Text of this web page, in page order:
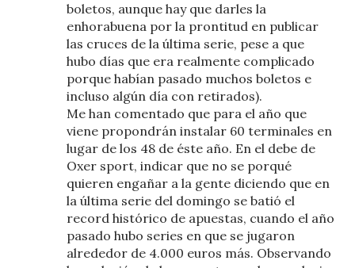
boletos, aunque hay que darles la
enhorabuena por la prontitud en publicar
las cruces de la última serie, pese a que
hubo días que era realmente complicado
porque habían pasado muchos boletos e
incluso algún día con retirados).
Me han comentado que para el año que
viene propondrán instalar 60 terminales en
lugar de los 48 de éste año. En el debe de
Oxer sport, indicar que no se porqué
quieren engañar a la gente diciendo que en
la última serie del domingo se batió el
record histórico de apuestas, cuando el año
pasado hubo series en que se jugaron
alrededor de 4.000 euros más. Observando